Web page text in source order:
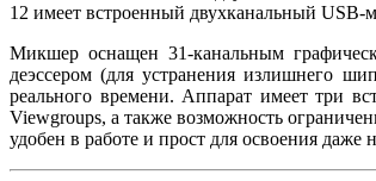
12 имеет встроенный двухканальный
Микшер оснащен 31-канальным
деэссером (для устранения излишнего
реального времени. Аппарат имеет три
Viewgroups, а также возможность
удобен в работе и прост для освоения